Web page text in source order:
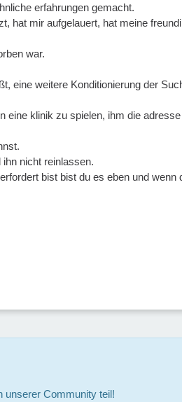
erfahrungen gemacht.
hat mir aufgelauert, hat meine
war.
eine weitere Konditionierung der
eine klinik zu spielen, ihm die
nicht reinlassen.
bist bist du es eben und wenn
unserer Community teil!